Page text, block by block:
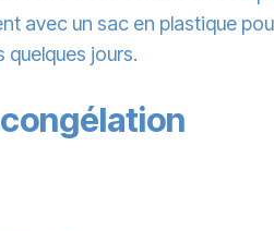
avec un sac en plastique
quelques jours.